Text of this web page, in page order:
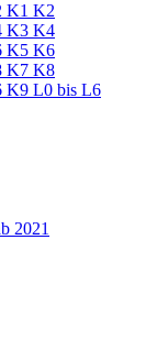
K1 K2
K3 K4
K5 K6
K7 K8
K9 L0 bis L6
2021